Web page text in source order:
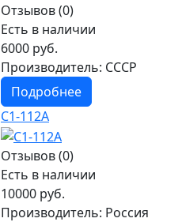
Отзывов (0)
Есть в наличии
6000 руб.
Производитель: СССР
Подробнее
С1-112А
Отзывов (0)
Есть в наличии
10000 руб.
Производитель: Россия